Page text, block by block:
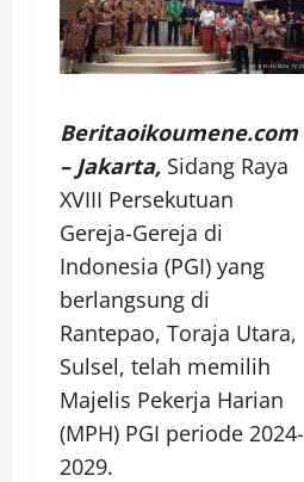
Beritaoikoumene.com
– Jakarta, Sidang Raya
XVIII Persekutuan
Gereja-Gereja di
Indonesia (PGI) yang
berlangsung di
Rantepao, Toraja Utara,
Sulsel, telah memilih
Majelis Pekerja Harian
(MPH) PGI periode 2024-
2029.